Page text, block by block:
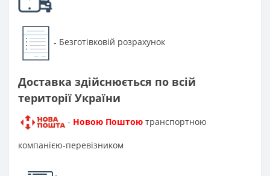
- Безготівковій розрахунок
Доставка здійснюється по всій
території України
- Новою Поштою транспортною
компанією-перевізником